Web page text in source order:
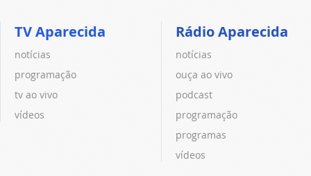
TV Aparecida
notícias
programação
tv ao vivo
vídeos
Rádio Aparecida
notícias
ouça ao vivo
podcast
programação
programas
vídeos